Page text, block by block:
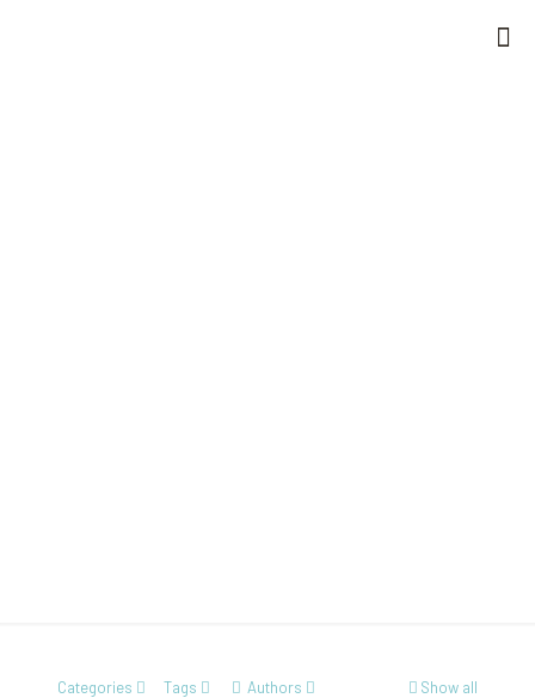
Categories Tags Authors Show all